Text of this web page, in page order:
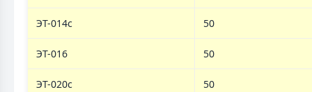
ЭТ-014с 50
ЭТ-016 50
ЭТ-020с 50